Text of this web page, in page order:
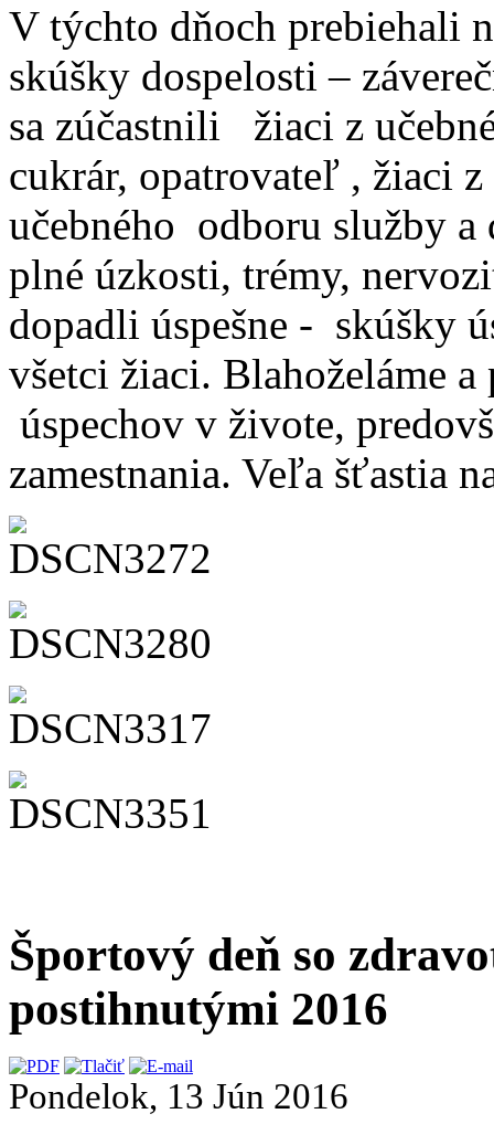
V týchto dňoch prebiehali
skúšky dospelosti –
sa zúčastnili žiaci z
cukrár, opatrovateľ , žiaci
učebného odboru služby a
plné úzkosti, trémy,
dopadli úspešne - skúšky
všetci žiaci. Blahoželáme a
úspechov v živote,
zamestnania. Veľa šťastia
Športový deň so
postihnutými 2016
Pondelok, 13 Jún 2016